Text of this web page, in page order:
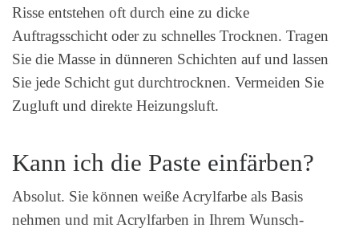
Risse entstehen oft durch eine zu dicke
Auftragsschicht oder zu schnelles Trocknen. Tragen
Sie die Masse in dünneren Schichten auf und lassen
Sie jede Schicht gut durchtrocknen. Vermeiden Sie
Zugluft und direkte Heizungsluft.
Kann ich die Paste einfärben?
Absolut. Sie können weiße Acrylfarbe als Basis
nehmen und mit Acrylfarben in Ihrem Wunsch-